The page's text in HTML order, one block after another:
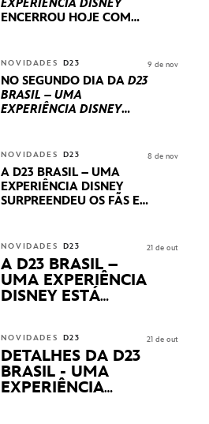
EXPERIÊNCIA DISNEY
ENCERROU HOJE COM
INTERNACIONAIS E
PRODUÇÕES BRASILEIRAS
NOVIDADES D23
NO SEGUNDO DIA DA D23
BRASIL – UMA
EXPERIÊNCIA DISNEY
STUDIOS REVELARAM
PRÉVIAS E NOVIDADES
DOS SEUS PRÓXIMOS
LANÇAMENTOS
9 de nov
NOVIDADES D23
A D23 BRASIL – UMA
EXPERIÊNCIA DISNEY
SURPREENDEU OS FÃS EM
APRESENTAÇÕES E
PRODUTOS EXCLUSIVOS
NO TRANSAMÉRICA EXPO
CENTER EM SÃO PAULO
8 de nov
NOVIDADES D23
A D23 BRASIL –
UMA EXPERIÊNCIA
DISNEY ESTÁ
21 de out
NOVIDADES D23
DETALHES DA D23
BRASIL - UMA
EXPERIÊNCIA
21 de out